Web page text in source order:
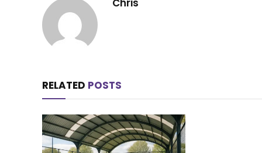
Chris
RELATED POSTS